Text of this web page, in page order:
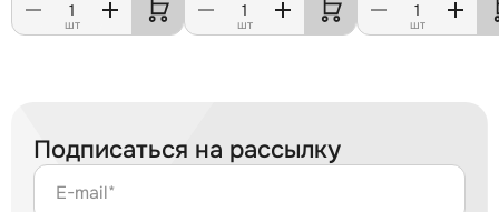
шт шт шт
Подписаться на рассылку
E-mail*